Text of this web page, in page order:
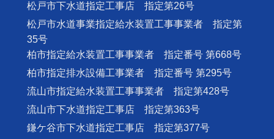
松戸市下水道指定工事店 指定第26号
松戸市水道事業指定給水装置工事事業者 指定第
35号
柏市指定給水装置工事事業者 指定番号 第668号
柏市指定排水設備工事業者 指定番号 第295号
流山市指定給水装置工事事業者 指定第428号
流山市下水道指定工事店 指定第363号
鎌ケ谷市下水道指定工事店 指定第377号